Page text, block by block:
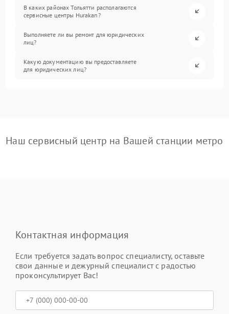
В каких районах Тольятти располагаются
сервисные центры Hurakan?
Выполняете ли вы ремонт для юридических
лиц?
Какую документацию вы предоставляете
для юридических лиц?
Наш сервисный центр на Вашей станции метро
Контактная информация
Если требуется задать вопрос специалисту, оставьте
свои данные и дежурный специалист с радостью
проконсультирует Вас!